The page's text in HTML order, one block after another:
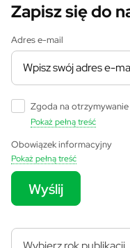
Zapisz się do
Adres e-mail
Zgoda na
Pokaż pełną treść
Obowiązek informacyjny
Pokaż pełną treść
Wyślij
Wybierz rok publikacji